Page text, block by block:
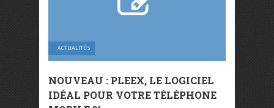
ACTUALITÉS
NOUVEAU : PLEEX, LE LOGICIEL
IDÉAL POUR VOTRE TÉLÉPHONE